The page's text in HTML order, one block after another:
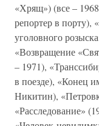
«Хрящ») (все –
репортер в порту),
уголовного
«Возвращение
– 1971),
в поезде), «Конец
Никитин),
«Расследование»